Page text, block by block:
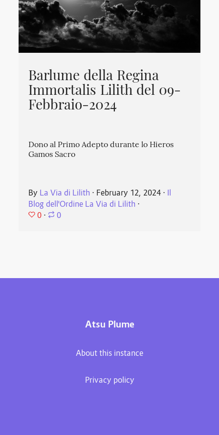
Barlume della Regina
Immortalis Lilith del 09-
Febbraio-2024
Dono al Primo Adepto durante lo Hieros
Gamos Sacro
By La Via di Lilith ⋅ February 12, 2024 ⋅ Il
Blog dell'Ordine La Via di Lilith ⋅
0 ⋅ 0
Atsu Plume
About this instance
Privacy policy